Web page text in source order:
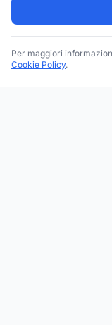
Per maggiori
Cookie Policy.